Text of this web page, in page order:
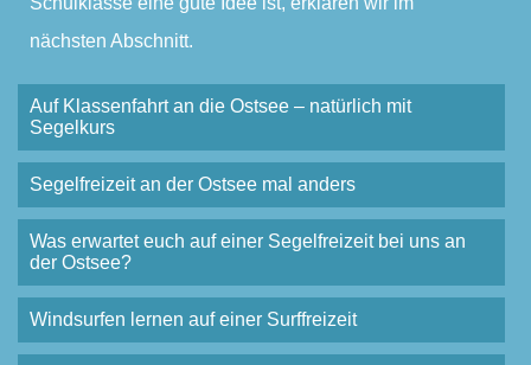
nächsten Abschnitt.
Auf Klassenfahrt an die Ostsee – natürlich mit
Segelkurs
Segelfreizeit an der Ostsee mal anders
Was erwartet euch auf einer Segelfreizeit bei uns an
der Ostsee?
Windsurfen lernen auf einer Surffreizeit